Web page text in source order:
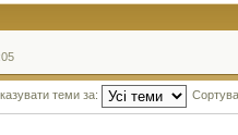
теми за: